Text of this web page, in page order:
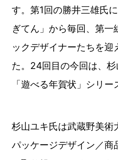
す。第1回の勝井三雄氏
ぎてん」から毎回、第一
ックデザイナーたちを迎
た。24回目の今回は、
「遊べる年賀状」シリー
杉山ユキ氏は武蔵野美術
パッケージデザイン／商